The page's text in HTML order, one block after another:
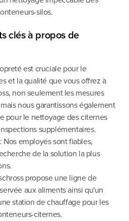
silos.
clés à propos de
est cruciale pour le
et la qualité que vous offrez à
non seulement les mesures
nous garantissons également
pour le nettoyage des citernes
supplémentaires.
Nos employés sont fiables,
de la solution la plus
propose une ligne de
aux aliments ainsi qu'un
station de chauffage pour les
citernes.